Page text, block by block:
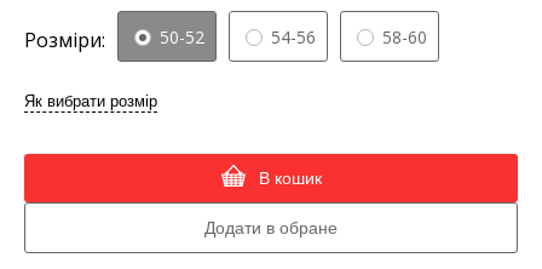
Розміри: 50-52 54-56 58-60
Як вибрати розмір
В кошик